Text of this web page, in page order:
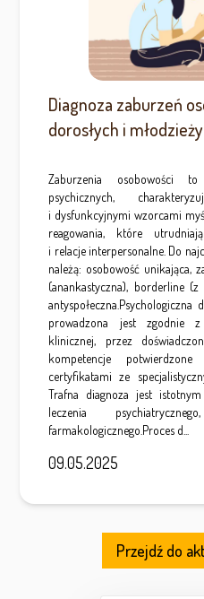
Diagnoza zaburzeń
dorosłych i
Zaburzenia osobowości
psychicznych,
i dysfunkcyjnymi wzorcami
reagowania, które
i relacje interpersonalne. Do
należą: osobowość unikająca,
(anankastyczna), borderline
prowadzona jest zgodnie
klinicznej, przez
kompetencje
certyfikatami ze
Trafna diagnoza jest
leczenia
farmakologicznego.Proces d...
09.05.2025
Przejdź do